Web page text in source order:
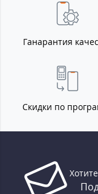
Ганарантия
Скидки по